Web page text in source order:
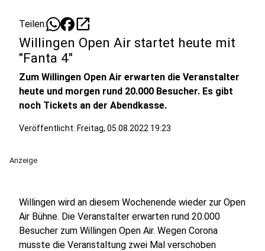
Teilen: open_in_new
Willingen Open Air startet heute mit
"Fanta 4"
Zum Willingen Open Air erwarten die Veranstalter
heute und morgen rund 20.000 Besucher. Es gibt
noch Tickets an der Abendkasse.
Veröffentlicht: Freitag, 05.08.2022 19:23
Anzeige
Willingen wird an diesem Wochenende wieder zur Open
Air Bühne. Die Veranstalter erwarten rund 20.000
Besucher zum Willingen Open Air. Wegen Corona
musste die Veranstaltung zwei Mal verschoben